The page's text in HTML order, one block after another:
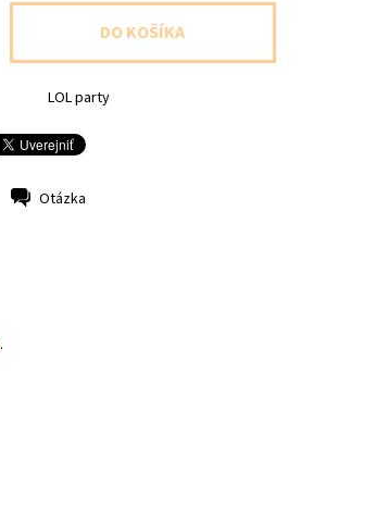
LOL party
Otázka
.